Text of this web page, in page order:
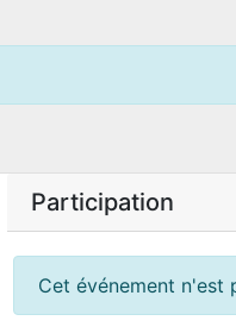
Participation
Cet événement n'est